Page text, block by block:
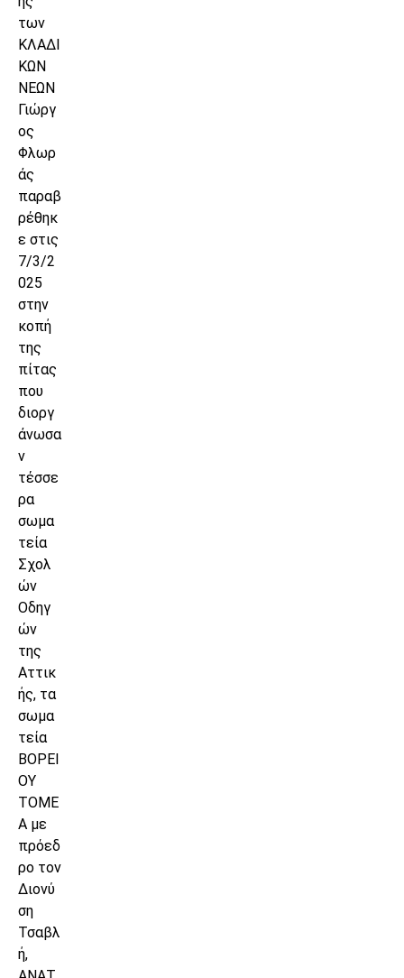
των
ΚΛΑΔΙ
ΚΩΝ
ΝΕΩΝ
Γιώργ
ος
Φλωρ
άς
παραβ
ρέθηκ
ε στις
7/3/2
025
στην
κοπή
της
πίτας
που
διοργ
άνωσα
ν
τέσσε
ρα
σωμα
τεία
Σχολ
ών
Οδηγ
ών
της
Αττικ
ής, τα
σωμα
τεία
ΒΟΡΕΙ
ΟΥ
ΤΟΜΕ
Α με
πρόεδ
ρο τον
Διονύ
ση
Τσαβλ
ή,